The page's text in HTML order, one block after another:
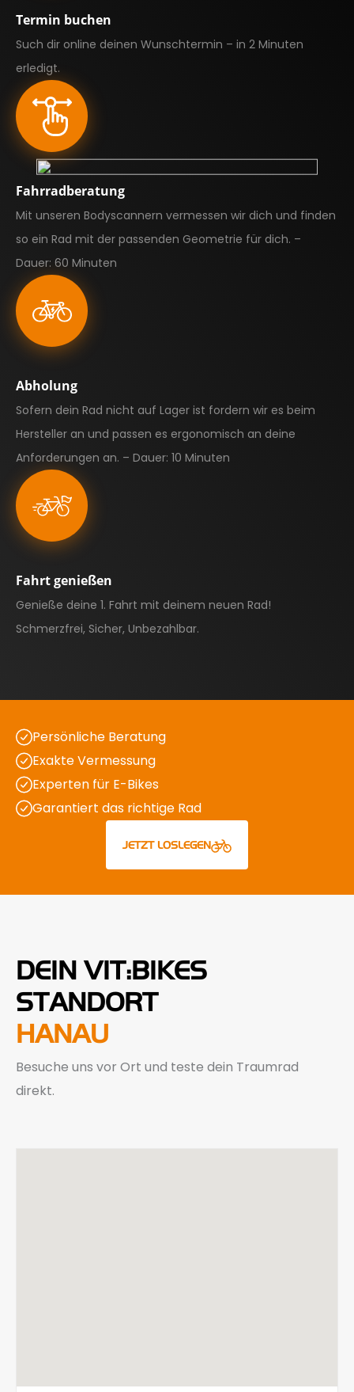
Termin buchen
Such dir online deinen Wunschtermin – in 2 Minuten
erledigt.
Fahrradberatung
Mit unseren Bodyscannern vermessen wir dich und finden
so ein Rad mit der passenden Geometrie für dich. –
Dauer: 60 Minuten
Abholung
Sofern dein Rad nicht auf Lager ist fordern wir es beim
Hersteller an und passen es ergonomisch an deine
Anforderungen an. – Dauer: 10 Minuten
Fahrt genießen
Genieße deine 1. Fahrt mit deinem neuen Rad!
Schmerzfrei, Sicher, Unbezahlbar.
Persönliche Beratung
Exakte Vermessung
Experten für E-Bikes
Garantiert das richtige Rad
JETZT LOSLEGEN
DEIN VIT:BIKES
STANDORT
HANAU
Besuche uns vor Ort und teste dein Traumrad
direkt.